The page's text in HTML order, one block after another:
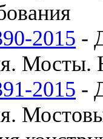
2015 -
Мосты.
2015 -